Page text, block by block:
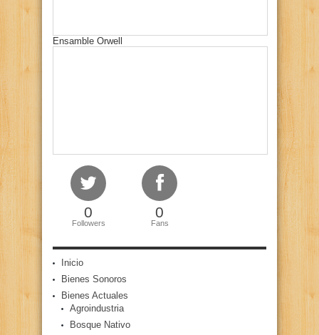
Ensamble Orwell
0
Followers
0
Fans
Inicio
Bienes Sonoros
Bienes Actuales
Agroindustria
Bosque Nativo